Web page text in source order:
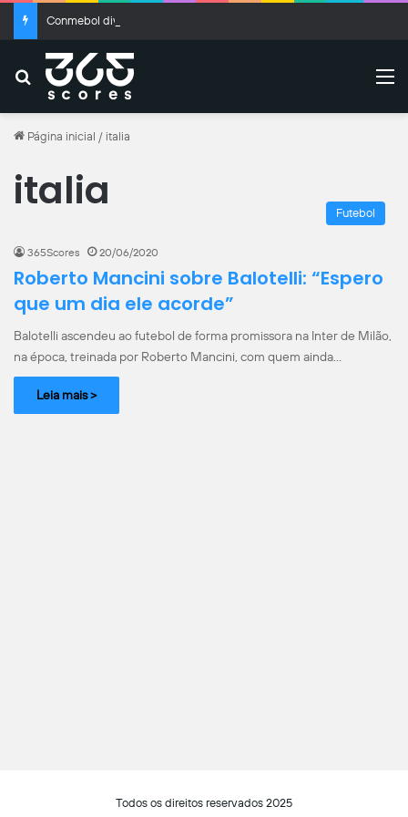
Buscar
Página inicial / italia
italia Futebol
365Scores 20/06/2020
Roberto Mancini sobre Balotelli: “Espero
que um dia ele acorde”
Balotelli ascendeu ao futebol de forma promissora na Inter de Milão,
na época, treinada por Roberto Mancini, com quem ainda…
Leia mais >
Todos os direitos reservados 2025